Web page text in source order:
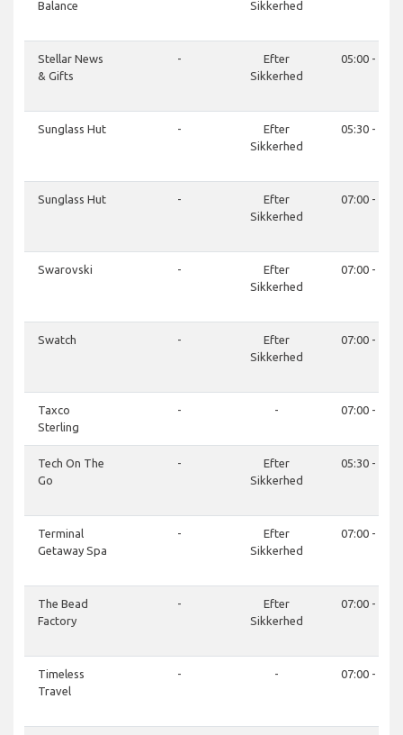
Balance Sikkerhed
Stellar News
& Gifts
-
Efter
Sikkerhed
05:00 -
Sunglass Hut -
Efter
Sikkerhed
05:30 -
Sunglass Hut -
Efter
Sikkerhed
07:00 -
Swarovski -
Efter
Sikkerhed
07:00 -
Swatch -
Efter
Sikkerhed
07:00 -
Taxco
Sterling
- - 07:00 -
Tech On The
Go
-
Efter
Sikkerhed
05:30 -
Terminal
Getaway Spa
-
Efter
Sikkerhed
07:00 -
The Bead
Factory
-
Efter
Sikkerhed
07:00 -
Timeless
Travel
- - 07:00 -